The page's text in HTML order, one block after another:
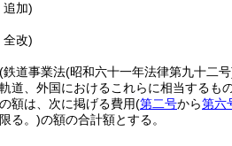
追加)
全改)
(鉄道事業法(昭和六十一年法律第九十二
道、外国におけるこれらに相当するも
額は、次に掲げる費用(第二号から第六
る。)の額の合計額とする。